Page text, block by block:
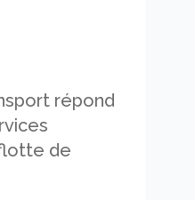
répond
de